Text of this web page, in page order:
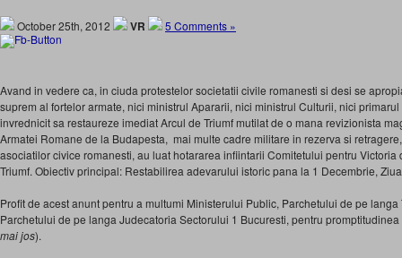
October 25th, 2012 VR 5 Comments »
Avand in vedere ca, in ciuda protestelor societatii civile romanesti si desi se
suprem al fortelor armate, nici ministrul Apararii, nici ministrul Culturii, nici
invrednicit sa restaureze imediat Arcul de Triumf mutilat de o mana revizionista
Armatei Romane de la Budapesta, mai multe cadre militare in rezerva si
asociatilor civice romanesti, au luat hotararea infiintarii Comitetului pentru Victoria
Triumf. Obiectiv principal: Restabilirea adevarului istoric pana la 1 Decembrie,
Profit de acest anunt pentru a multumi Ministerului Public, Parchetului de pe
Parchetului de pe langa Judecatoria Sectorului 1 Bucuresti, pentru
mai jos).